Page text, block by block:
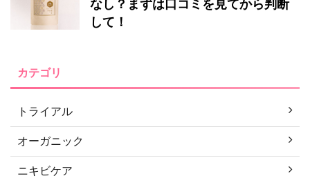
なし？まずは口コミを見てから判断
して！
カテゴリ
トライアル
オーガニック
ニキビケア